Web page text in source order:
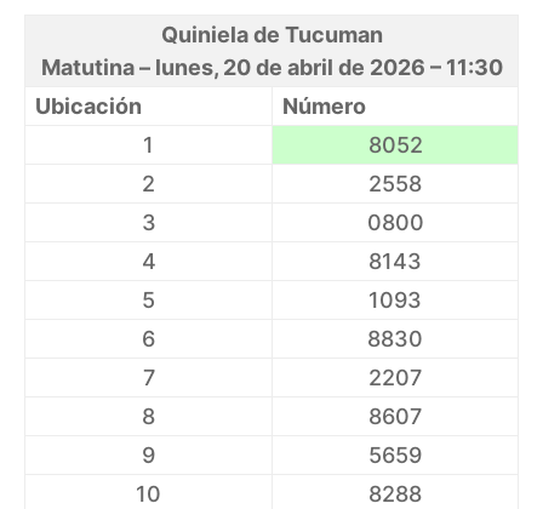
Quiniela de Tucuman
Matutina – lunes, 20 de abril de 2026 – 11:30
Ubicación
Número
1
8052
2
2558
3
0800
4
8143
5
1093
6
8830
7
2207
8
8607
9
5659
10
8288